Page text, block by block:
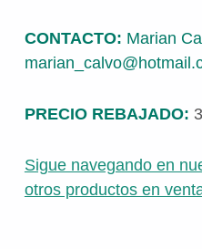
CONTACTO: Marian
PRECIO REBAJADO:
Sigue navegando en
otros productos en
Volver a la navegación principal